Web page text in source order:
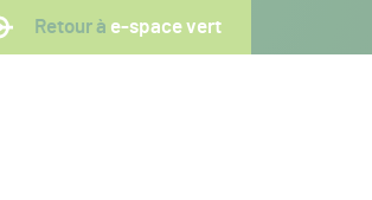
Retour à e-space vert